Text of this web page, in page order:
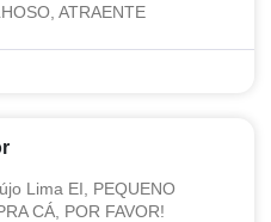
ATRAENTE
Lima EI, PEQUENO
CÁ, POR FAVOR!